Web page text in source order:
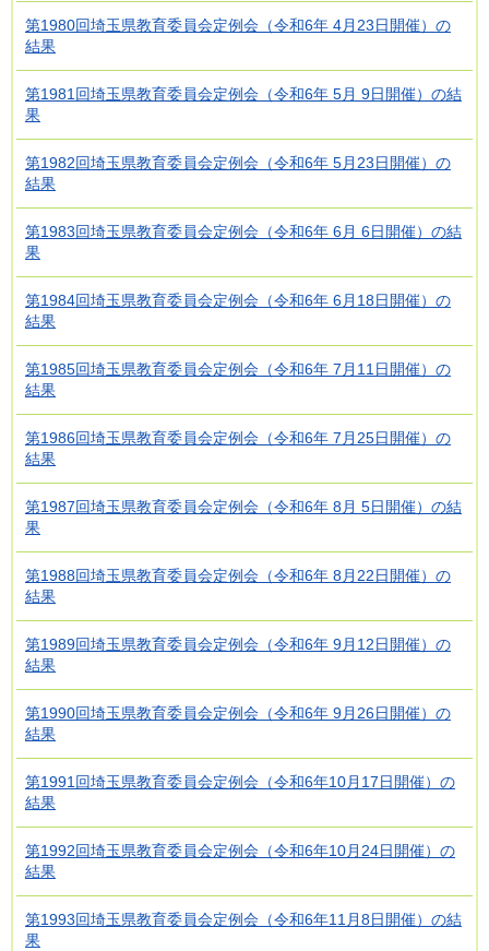
第1980回埼玉県教育委員会定例会（令和6年 4月23日開催）の
結果
第1981回埼玉県教育委員会定例会（令和6年 5月 9日開催）の結
果
第1982回埼玉県教育委員会定例会（令和6年 5月23日開催）の
結果
第1983回埼玉県教育委員会定例会（令和6年 6月 6日開催）の結
果
第1984回埼玉県教育委員会定例会（令和6年 6月18日開催）の
結果
第1985回埼玉県教育委員会定例会（令和6年 7月11日開催）の
結果
第1986回埼玉県教育委員会定例会（令和6年 7月25日開催）の
結果
第1987回埼玉県教育委員会定例会（令和6年 8月 5日開催）の結
果
第1988回埼玉県教育委員会定例会（令和6年 8月22日開催）の
結果
第1989回埼玉県教育委員会定例会（令和6年 9月12日開催）の
結果
第1990回埼玉県教育委員会定例会（令和6年 9月26日開催）の
結果
第1991回埼玉県教育委員会定例会（令和6年10月17日開催）の
結果
第1992回埼玉県教育委員会定例会（令和6年10月24日開催）の
結果
第1993回埼玉県教育委員会定例会（令和6年11月8日開催）の結
果